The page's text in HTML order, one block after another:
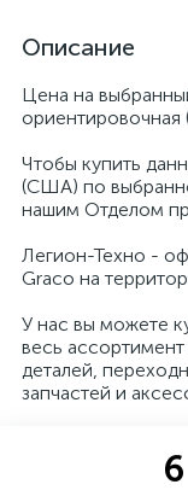
Описание
Цена на
Чтобы купить
(США) по
нашим Отделом
Легион-Техно -
Graco на
У нас вы можете
весь
деталей,
запчастей и